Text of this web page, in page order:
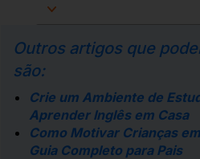
Outros artigos que
são:
Crie um Ambiente de
Aprender Inglês em Casa
Como Motivar Crianças
Guia Completo para Pais